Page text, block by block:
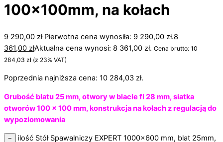
100x100mm, na kołach
9 290,00zł Pierwotna cena wynosiła: 9 290,00 zł.8
361,00 złAktualna cena wynosi: 8 361,00 zł. Cena brutto: 10
284,03 zł (z 23% VAT)
Poprzednia najniższa cena: 10 284,03 zł.
Grubość blatu 25 mm, otwory w blacie fi 28 mm, siatka
otworów 100 x 100 mm, konstrukcja na kołach z regulacją do
wypoziomowania
−
ilość Stół Spawalniczy EXPERT 1000x600 mm, blat 25mm,